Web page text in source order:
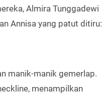
Almira Tunggadewi
Annisa yang patut ditiru:
manik-manik gemerlap.
menampilkan